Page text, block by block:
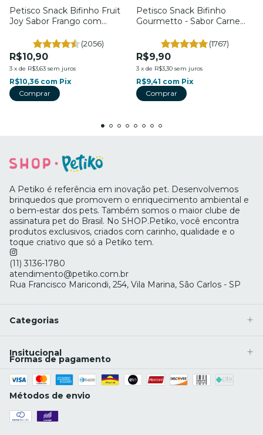
Petisco Snack Bifinho Fruit
Joy Sabor Frango com
Petiko
(2056)
R$10,90
3 x de R$3,63 sem juros
R$10,36 com Pix
Petisco Snack Bifinho
Gourmetto - Sabor Carne
Para Cães - 50g - Petiko
(1767)
R$9,90
3 x de R$3,30 sem juros
R$9,41 com Pix
A Petiko é referência em inovação pet. Desenvolvemos
brinquedos que promovem o enriquecimento ambiental e
o bem-estar dos pets. Também somos o maior clube de
assinatura pet do Brasil. No SHOP.Petiko, você encontra
produtos exclusivos, criados com carinho, qualidade e o
toque criativo que só a Petiko tem.
(11) 3136-1780
atendimento@petiko.com.br
Rua Francisco Maricondi, 254, Vila Marina, São Carlos - SP
Categorias
Insitucional
Formas de pagamento
Métodos de envio